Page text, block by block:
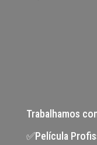
Trabalhamos
✅Película